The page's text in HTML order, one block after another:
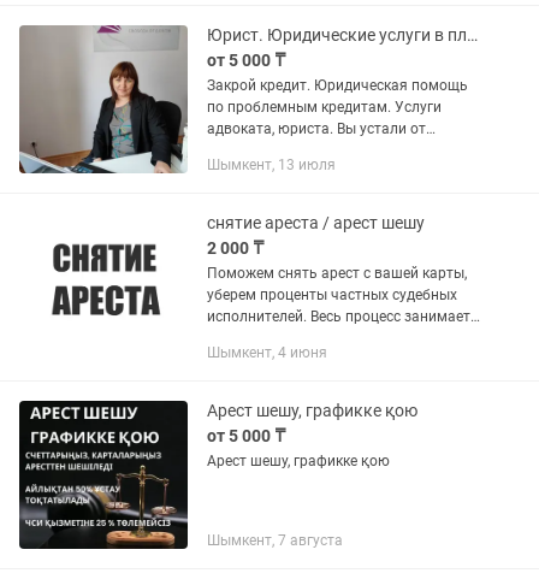
Юрист. Юридические услуги в племных кредитах и онлайн-займах. Шымкент.
от 5 000 ₸
Закрой кредит. Юридическая помощь
по проблемным кредитам. Услуги
адвоката, юриста. Вы устали от
компания СтопДолг предлагает
Шымкент, 13 июля
снятие ареста / арест шешу
2 000 ₸
Поможем снять арест с вашей карты,
уберем проценты частных судебных
исполнителей. Весь процесс занимает
Если не сможем снять арест, то вернем
Шымкент, 4 июня
Арест шешу, графикке қою
от 5 000 ₸
Арест шешу, графикке қою
Шымкент, 7 августа